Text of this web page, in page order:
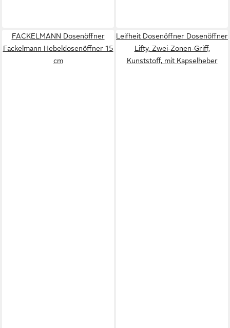
FACKELMANN Dosenöffner
Fackelmann Hebeldosenöffner 15
cm
Leifheit Dosenöffner Dosenöffner
Lifty, Zwei-Zonen-Griff,
Kunststoff, mit Kapselheber